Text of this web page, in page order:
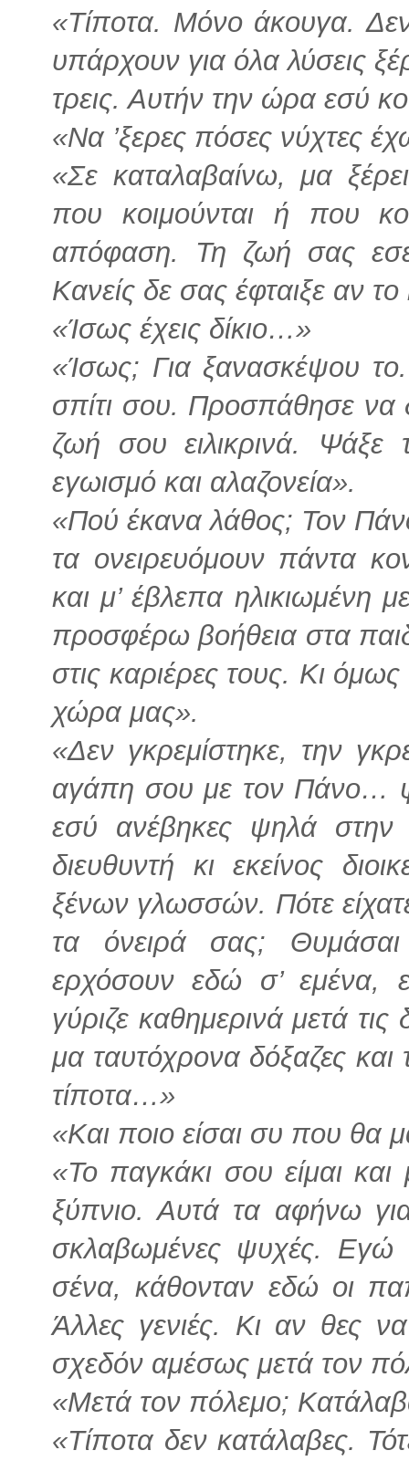
«Τίποτα. Μόνο άκουγα.
υπάρχουν για όλα λύσεις
τρεις. Αυτήν την ώρα εσύ
«Να ’ξερες πόσες νύχτες
«Σε καταλαβαίνω, μα
που κοιμούνται ή που
απόφαση. Τη ζωή σας
Κανείς δε σας έφταιξε αν
«Ίσως έχεις δίκιο…»
«Ίσως; Για ξανασκέψου
σπίτι σου. Προσπάθησε να
ζωή σου ειλικρινά. Ψάξε
εγωισμό και αλαζονεία».
«Πού έκανα λάθος; Τον
τα ονειρευόμουν πάντα
και μ’ έβλεπα ηλικιωμένη
προσφέρω βοήθεια στα
στις καριέρες τους. Κι
χώρα μας».
«Δεν γκρεμίστηκε, την
αγάπη σου με τον Πάνο…
εσύ ανέβηκες ψηλά
διευθυντή κι εκείνος
ξένων γλωσσών. Πότε
τα όνειρά σας;
ερχόσουν εδώ σ’ εμένα,
γύριζε καθημερινά μετά
μα ταυτόχρονα δόξαζες
τίποτα…»
«Και ποιο είσαι συ που θα
«Το παγκάκι σου είμαι
ξύπνιο. Αυτά τα αφήνω
σκλαβωμένες ψυχές. Εγώ
σένα, κάθονταν εδώ οι
Άλλες γενιές. Κι αν θες
σχεδόν αμέσως μετά τον
«Μετά τον πόλεμο;
«Τίποτα δεν κατάλαβες.